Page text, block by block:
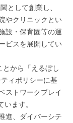
として創業し、
やクリニックとい
設・保育園等の運
ビスを展開してい
から「えるぼし
ィポリシーに基
ストワークプレイ
ます。
進、ダイバーシテ